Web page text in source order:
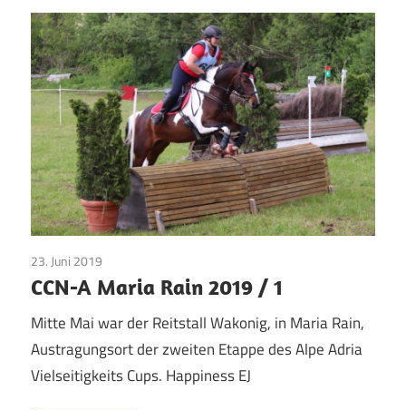
23. Juni 2019
CCN-A Maria Rain 2019 / 1
Mitte Mai war der Reitstall Wakonig, in Maria Rain,
Austragungsort der zweiten Etappe des Alpe Adria
Vielseitigkeits Cups. Happiness EJ